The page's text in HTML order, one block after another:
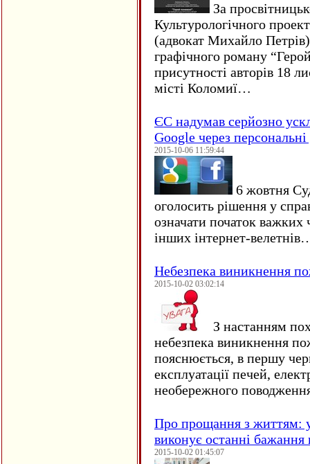
За
Культурологічного
(адвокат Михайло
графічного роману
присутності авторів 18
місті Коломиї…
ЄC надумав серйозно
Google через персональні
2015-10-06 11:59:44
6 жовтня
оголосить рішення у
означати початок важких
інших інтернет-
Небезпека виникнення
2015-10-02 03:02:14
З настанням
небезпека виникнення
пояснюється, в першу
експлуатації печей,
необережного
Про прощання з життям:
виконує останні
2015-10-02 01:45:07